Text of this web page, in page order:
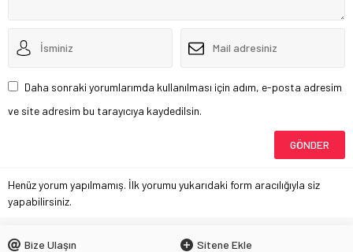
Daha sonraki yorumlarımda kullanılması için adım, e-posta adresim
ve site adresim bu tarayıcıya kaydedilsin.
Henüz yorum yapılmamış. İlk yorumu yukarıdaki form aracılığıyla siz
yapabilirsiniz.
Bize Ulaşın Sitene Ekle